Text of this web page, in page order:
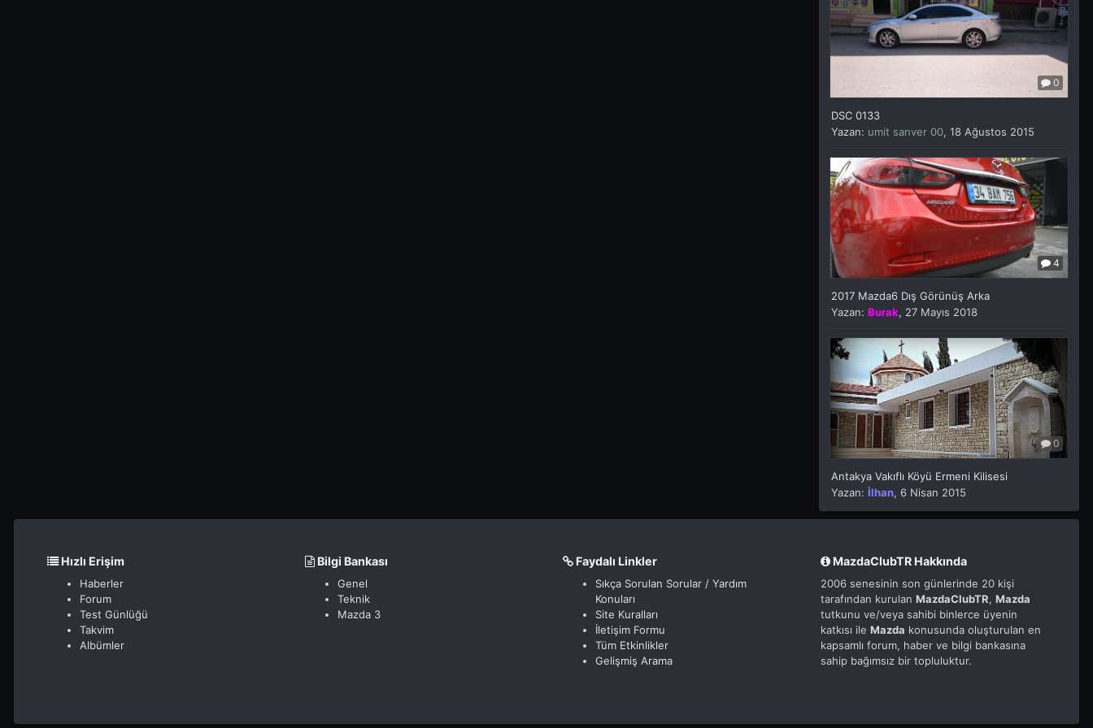
0
DSC 0133
Yazan: umit sanver 00, 18 Ağustos 2015
4
2017 Mazda6 Dış Görünüş Arka
Yazan: Burak, 27 Mayıs 2018
0
Antakya Vakıflı Köyü Ermeni Kilisesi
Yazan: İlhan, 6 Nisan 2015
Hızlı Erişim
Haberler
Forum
Test Günlüğü
Takvim
Albümler
Bilgi Bankası
Genel
Teknik
Mazda 3
Faydalı Linkler
Sıkça Sorulan Sorular / Yardım
Konuları
Site Kuralları
İletişim Formu
Tüm Etkinlikler
Gelişmiş Arama
MazdaClubTR Hakkında
2006 senesinin son günlerinde 20 kişi
tarafından kurulan MazdaClubTR, Mazda
tutkunu ve/veya sahibi binlerce üyenin
katkısı ile Mazda konusunda oluşturulan en
kapsamlı forum, haber ve bilgi bankasına
sahip bağımsız bir topluluktur.